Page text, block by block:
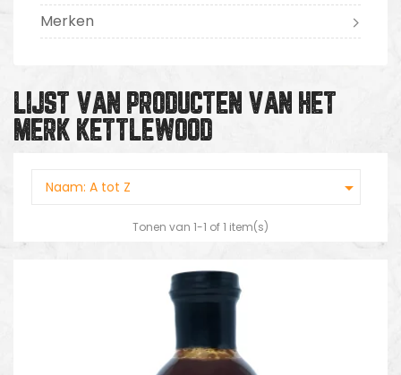
Merken
LIJST VAN PRODUCTEN VAN HET
MERK KETTLEWOOD
Naam: A tot Z 
Tonen van 1-1 of 1 item(s)